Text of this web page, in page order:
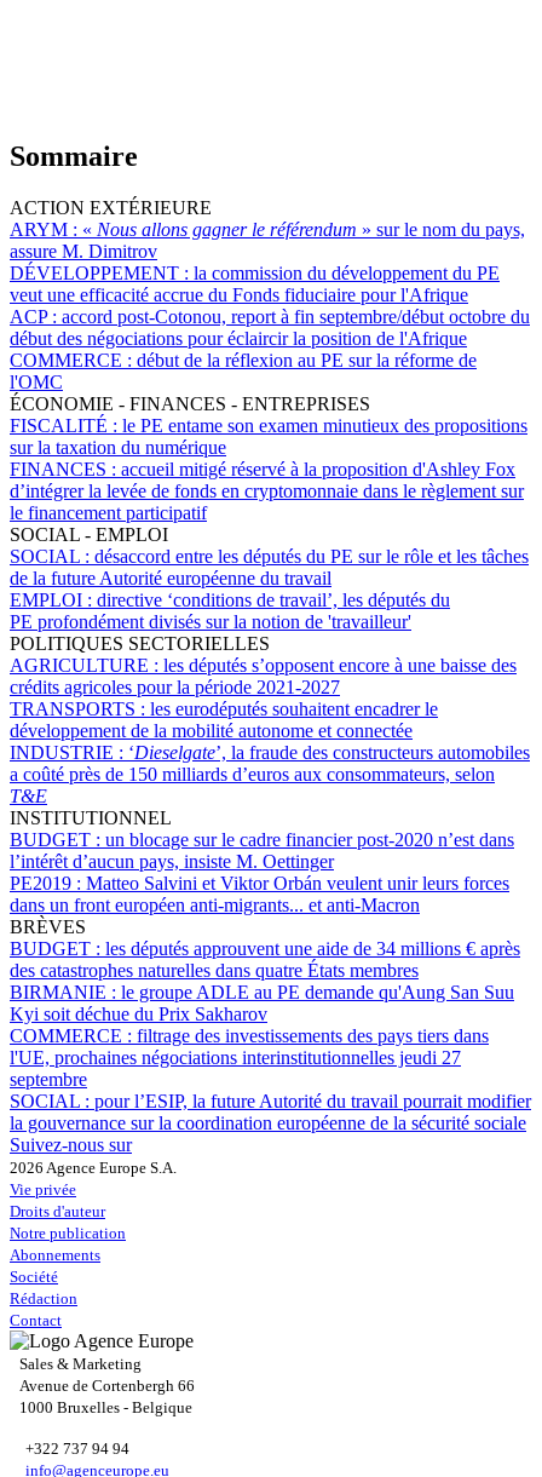
Sommaire
ACTION EXTÉRIEURE
ARYM : « Nous allons gagner le référendum » sur le nom du pays,
assure M. Dimitrov
DÉVELOPPEMENT : la commission du développement du PE
veut une efficacité accrue du Fonds fiduciaire pour l'Afrique
ACP : accord post-Cotonou, report à fin septembre/début octobre du
début des négociations pour éclaircir la position de l'Afrique
COMMERCE : début de la réflexion au PE sur la réforme de
l'OMC
ÉCONOMIE - FINANCES - ENTREPRISES
FISCALITÉ : le PE entame son examen minutieux des propositions
sur la taxation du numérique
FINANCES : accueil mitigé réservé à la proposition d'Ashley Fox
d’intégrer la levée de fonds en cryptomonnaie dans le règlement sur
le financement participatif
SOCIAL - EMPLOI
SOCIAL : désaccord entre les députés du PE sur le rôle et les tâches
de la future Autorité européenne du travail
EMPLOI : directive ‘conditions de travail’, les députés du
PE profondément divisés sur la notion de 'travailleur'
POLITIQUES SECTORIELLES
AGRICULTURE : les députés s’opposent encore à une baisse des
crédits agricoles pour la période 2021-2027
TRANSPORTS : les eurodéputés souhaitent encadrer le
développement de la mobilité autonome et connectée
INDUSTRIE : ‘Dieselgate’, la fraude des constructeurs automobiles
a coûté près de 150 milliards d’euros aux consommateurs, selon
T&E
INSTITUTIONNEL
BUDGET : un blocage sur le cadre financier post-2020 n’est dans
l’intérêt d’aucun pays, insiste M. Oettinger
PE2019 : Matteo Salvini et Viktor Orbán veulent unir leurs forces
dans un front européen anti-migrants... et anti-Macron
BRÈVES
BUDGET : les députés approuvent une aide de 34 millions € après
des catastrophes naturelles dans quatre États membres
BIRMANIE : le groupe ADLE au PE demande qu'Aung San Suu
Kyi soit déchue du Prix Sakharov
COMMERCE : filtrage des investissements des pays tiers dans
l'UE, prochaines négociations interinstitutionnelles jeudi 27
septembre
SOCIAL : pour l’ESIP, la future Autorité du travail pourrait modifier
la gouvernance sur la coordination européenne de la sécurité sociale
Suivez-nous sur
2026 Agence Europe S.A.
Vie privée
Droits d'auteur
Notre publication
Abonnements
Société
Rédaction
Contact
Sales & Marketing
Avenue de Cortenbergh 66
1000 Bruxelles - Belgique
+322 737 94 94
info@agenceurope.eu